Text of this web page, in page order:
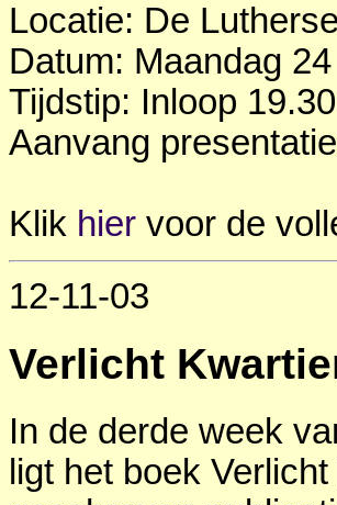
Locatie: De
Datum: Maandag
Tijdstip: Inloop
Aanvang
Klik hier voor de
12-11-03
Verlicht
In de derde week
ligt het boek